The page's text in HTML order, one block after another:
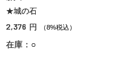
★城の石
2,376 円 （8%税込）
在庫：○